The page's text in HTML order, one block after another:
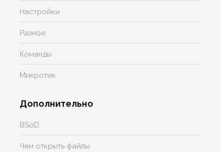
Настройки
Разное
Команды
Микротик
Дополнительно
BSoD
Чем открыть файлы